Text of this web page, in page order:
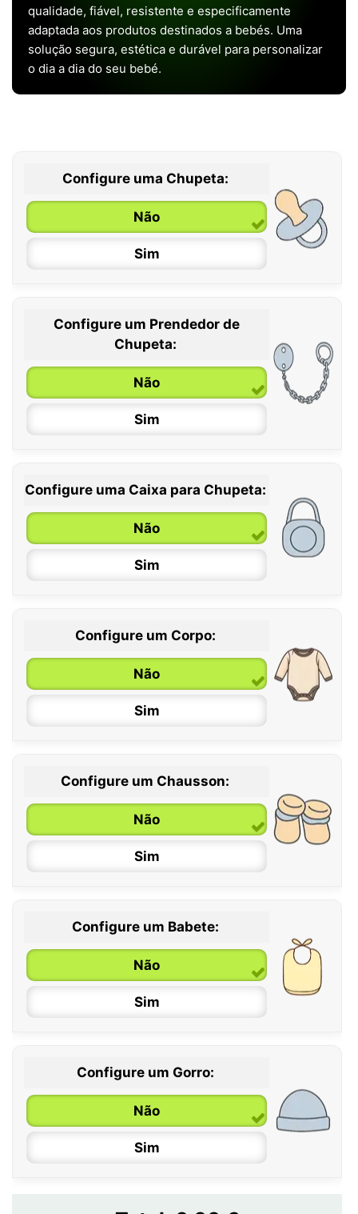
qualidade, fiável, resistente e especificamente
adaptada aos produtos destinados a bebés. Uma
solução segura, estética e durável para personalizar
o dia a dia do seu bebé.
Configure uma Chupeta:
Não
Sim
0 / 6 meses
6 / 36 meses
Configure um Prendedor de
Chupeta:
Não
Sim
Configure uma Caixa para Chupeta:
Não
Sim
Configure um Corpo:
Não
Sim
0 / 6 meses
6 / 12 meses
12 / 18 meses
Configure um Chausson:
Não
Sim
Configure um Babete:
Não
Sim
Configure um Gorro:
Não
Sim